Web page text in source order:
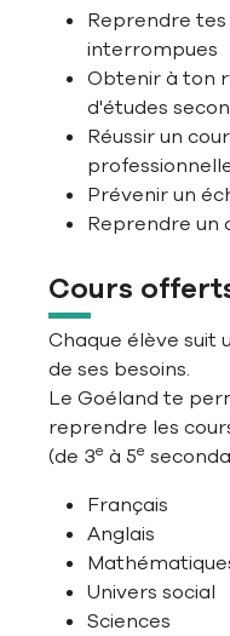
Reprendre
interrompues
Obtenir à ton
d'études
Réussir un
Prévenir un
Reprendre un
Cours
Chaque élève suit
de ses besoins.
Le Goéland te
reprendre les
(de 3e à 5e
Français
Anglais
Univers social
Sciences